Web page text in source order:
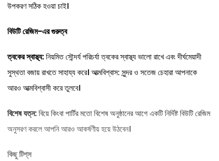
উপকরণ সঠিক হওয়া চাই।
বিউটি রেজিম-এর গুরুত্ব
ত্বকের স্বাস্থ্য:নিয়মিত সৌন্দর্য পরিচর্যা ত্বকের স্বাস্থ্য ভালো রাখে এবং দীর্ঘমেয়াদী
সুস্থতা বজায় রাখতে সাহায্য করে। আত্মবিশ্বাস: সুন্দর ও সতেজ চেহারা আপনাকে
আরও আত্মবিশ্বাসী করে তুলবে।
বিশেষ যত্ন:বিয়ে কিংবা পার্টির মতো বিশেষ অনুষ্ঠানের আগে একটি নির্দিষ্ট বিউটি রেজিম
অনুসরণ করলে আপনি আরও আকর্ষণীয় হয়ে উঠবেন।
কিছু টিপ্‌স